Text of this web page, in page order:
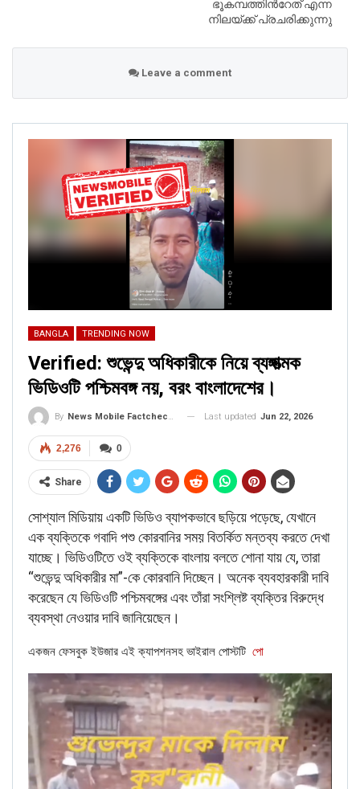
Verified: গ্রিন ইন্ডিয়া মিশনের অধীনে শিক্ষার্থীদের জন্য বিনামূল্যে বৈদ্যুতিক সাইকেল
একটি সাধারণ রিভার্স ইমেজ সার্চ আমাদের ১৯ জুন, ২০১৮ তারিখে বাংলাদেশ
সেনাবাহিনীর অফিসিয়াল ফেসবুক পেজে (‌Facebook page
নির্দেশিত করেছে, যেটি একই ছবিগুলি প্রকাশ করেছে৷ ক্যাপশনে লেখা:
“মৌলভীবাজারে বন্যার্তদের পাশে বাংলাদেশ সেনাবাহিনী।”
২০ জুন, ২০১৮-এ একই ছবি একটি ফেসবুক পেজ ‘বাংলা ফ্যাক্ট’ (
Fact’‌)‌ বহন করেছিল, এবং তার ক্যাপশন ছিল: “ইদের ছুটি উপেক্ষা করে
মৌলভীবাজারের বন্যার্তদের পাশে বাংলাদেশ সেনাবাহিনী। ধন্যবাদ”
এর সূত্র ধরে আমরা একটি কিওয়ার্ড সার্চ করেছি, এবং ১৬ জুন, ২০১৮ তারিখে
একটি বাংলাদেশ সংবাদ ওয়েবসাইট (‌
প্রকাশিত একটি সংবাদ প্রতিবেদন পেয়েছি, যেখানে রিপোর্ট করা হয়েছে যে
“উপরের দিক থেকে বৃষ্টিপাতের কারণে মৌলভীবাজারে বন্যা পরিস্থিতির আরও
অবনতি হয়েছে।” ২০১৮ সালের জুনে মৌলভীবাজারে বন্যা পরিস্থিতির অবনতি
সুতরাং, এটা স্পষ্ট যে, বন্যা কবলিত সিলেট অঞ্চলে বাংলাদেশ সেনাবাহিনীর উদ্ধার
অভিযান চালানোর সাম্প্রতিক ভিস্যুয়াল হিসাবে একটি পুরনো ছবি মিথ্যাভাবে
শেয়ার করা হচ্ছে।
ഭൂകമ്പത്തിന്‍റേത് എന്ന
നിലയ്ക്ക് പ്രചരിക്കുന്നു
Leave a comment
BANGLA TRENDING NOW
Verified: শুভেন্দু অধিকারীকে নিয়ে ব্যঙ্গাত্মক
ভিডিওটি পশ্চিমবঙ্গ নয়, বরং বাংলাদেশের।
By News Mobile Factcheck Bureau Last updated Jun 22, 2026
0
2,276
Share
সোশ্যাল মিডিয়ায় একটি ভিডিও ব্যাপকভাবে ছড়িয়ে পড়েছে, যেখানে
এক ব্যক্তিকে গবাদি পশু কোরবানির সময় বিতর্কিত মন্তব্য করতে দেখা
যাচ্ছে। ভিডিওটিতে ওই ব্যক্তিকে বাংলায় বলতে শোনা যায় যে, তারা
“শুভেন্দু অধিকারীর মা”-কে কোরবানি দিচ্ছেন। অনেক ব্যবহারকারী দাবি
করেছেন যে ভিডিওটি পশ্চিমবঙ্গের এবং তাঁরা সংশ্লিষ্ট ব্যক্তির বিরুদ্ধে
ব্যবস্থা নেওয়ার দাবি জানিয়েছেন।
একজন ফেসবুক ইউজার এই ক্যাপশনসহ ভাইরাল পোস্টটি পো